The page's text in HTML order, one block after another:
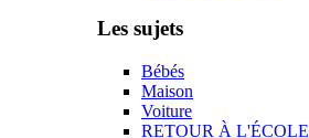
Les sujets
Bébés
Maison
Voiture
RETOUR À L'ÉCOLE